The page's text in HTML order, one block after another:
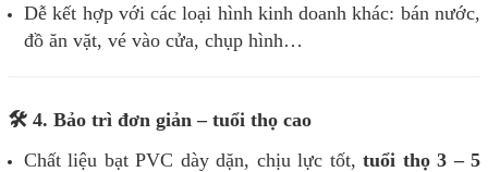
Dễ kết hợp với các loại hình kinh doanh khác: bán nước,
đồ ăn vặt, vé vào cửa, chụp hình…
🛠️ 4. Bảo trì đơn giản – tuổi thọ cao
Chất liệu bạt PVC dày dặn, chịu lực tốt,tuổi thọ 3 – 5